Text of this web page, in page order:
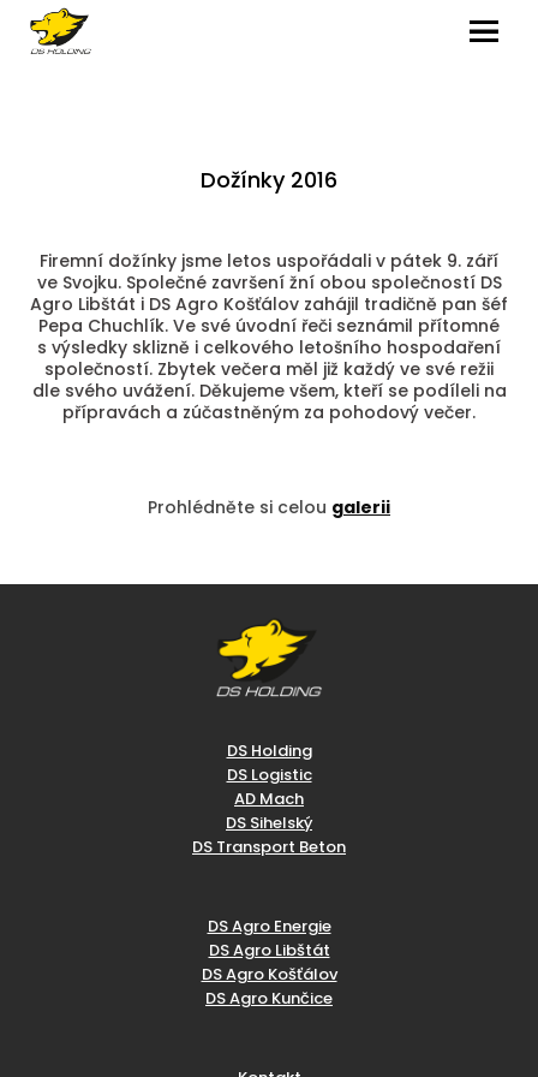
MENU
Dožínky 2016
Firemní dožínky jsme letos uspořádali v pátek 9. září
ve Svojku. Společné završení žní obou společností DS
Agro Libštát i DS Agro Košťálov zahájil tradičně pan šéf
Pepa Chuchlík. Ve své úvodní řeči seznámil přítomné
s výsledky sklizně i celkového letošního hospodaření
společností. Zbytek večera měl již každý ve své režii
dle svého uvážení. Děkujeme všem, kteří se podíleli na
přípravách a zúčastněným za pohodový večer.
Prohlédněte si celou galerii
DS Holding
DS Logistic
AD Mach
DS Sihelský
DS Transport Beton
DS Agro Energie
DS Agro Libštát
DS Agro Košťálov
DS Agro Kunčice